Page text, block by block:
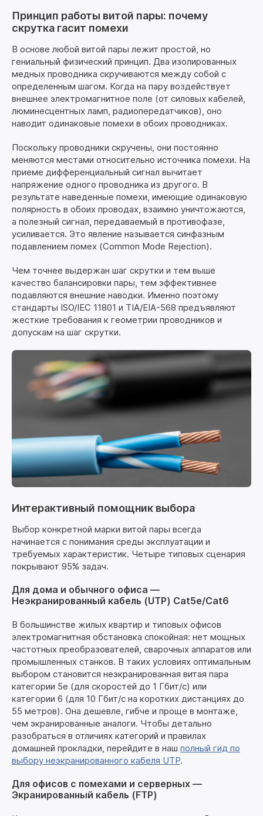
Принцип работы витой пары: почему
скрутка гасит помехи
В основе любой витой пары лежит простой, но
гениальный физический принцип. Два изолированных
медных проводника скручиваются между собой с
определенным шагом. Когда на пару воздействует
внешнее электромагнитное поле (от силовых кабелей,
люминесцентных ламп, радиопередатчиков), оно
наводит одинаковые помехи в обоих проводниках.
Поскольку проводники скручены, они постоянно
меняются местами относительно источника помехи. На
приеме дифференциальный сигнал вычитает
напряжение одного проводника из другого. В
результате наведенные помехи, имеющие одинаковую
полярность в обоих проводах, взаимно уничтожаются,
а полезный сигнал, передаваемый в противофазе,
усиливается. Это явление называется синфазным
подавлением помех (Common Mode Rejection).
Чем точнее выдержан шаг скрутки и тем выше
качество балансировки пары, тем эффективнее
подавляются внешние наводки. Именно поэтому
стандарты ISO/IEC 11801 и TIA/EIA-568 предъявляют
жесткие требования к геометрии проводников и
допускам на шаг скрутки.
Интерактивный помощник выбора
Выбор конкретной марки витой пары всегда
начинается с понимания среды эксплуатации и
требуемых характеристик. Четыре типовых сценария
покрывают 95% задач.
Для дома и обычного офиса —
Неэкранированный кабель (UTP) Cat5e/Cat6
В большинстве жилых квартир и типовых офисов
электромагнитная обстановка спокойная: нет мощных
частотных преобразователей, сварочных аппаратов или
промышленных станков. В таких условиях оптимальным
выбором становится неэкранированная витая пара
категории 5e (для скоростей до 1 Гбит/с) или
категории 6 (для 10 Гбит/с на коротких дистанциях до
55 метров). Она дешевле, гибче и проще в монтаже,
чем экранированные аналоги. Чтобы детально
разобраться в отличиях категорий и правилах
домашней прокладки, перейдите в наш полный гид по
выбору неэкранированного кабеля UTP.
Для офисов с помехами и серверных —
Экранированный кабель (FTP)